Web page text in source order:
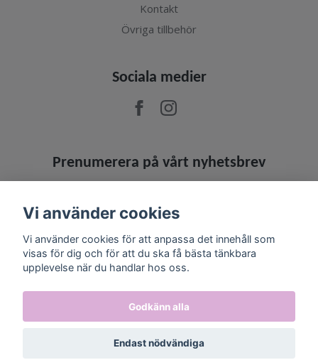
Kontakt
Övriga tillbehör
Sociala medier
Prenumerera på vårt nyhetsbrev
Powered by Quickbutik
Vi använder cookies
Vi använder cookies för att anpassa det innehåll som
visas för dig och för att du ska få bästa tänkbara
upplevelse när du handlar hos oss.
Godkänn alla
Endast nödvändiga